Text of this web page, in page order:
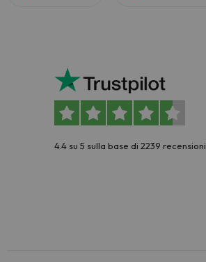
4.4 su 5 sulla base di 2239 recensioni